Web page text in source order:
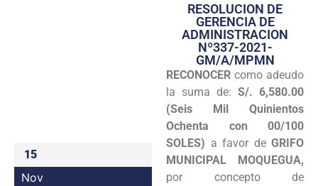
Transparencia
Seguridad
Programas
Intranet
15
Nov
RESOLUCION DE
GERENCIA DE
ADMINISTRACION
Nº337-2021-
GM/A/MPMN
RECONOCER como adeudo
la suma de: S/. 6,580.00
(Seis Mil Quinientos
Ochenta con 00/100
SOLES) a favor deGRIFO
MUNICIPAL MOQUEGUA,
por concepto de